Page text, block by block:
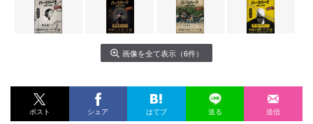
画像を全て表示（6件）
ポスト シェア はてブ 送る 送信